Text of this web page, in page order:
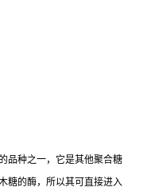
品种之一，它是其他聚合糖
糖的酶，所以其可直接进入